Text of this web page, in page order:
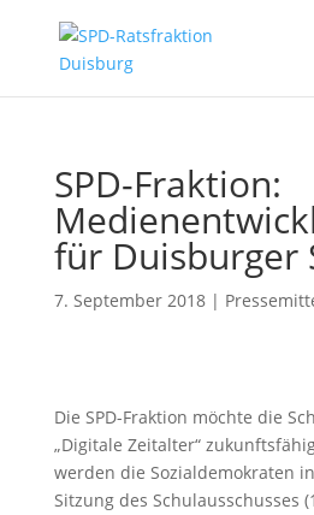
SPD-Fraktion:
für Duisburger
7. September 2018|
Die SPD-Fraktion möchte die
„Digitale Zeitalter“
werden die Sozialdemokraten
Sitzung des Schulausschusses